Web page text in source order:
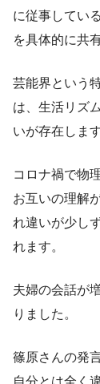
に従事してい
を具体的に共
芸能界という
は、生活リズ
いが存在します
コロナ禍で物
お互いの理解
れ違いが少し
れます。
夫婦の会話が
りました。
篠原さんの発